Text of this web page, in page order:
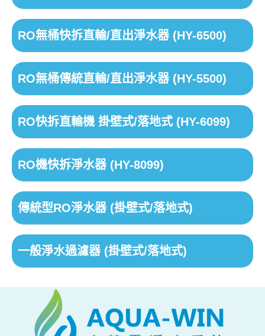
RO無桶快拆直輸/直出淨水器 (HY-6500)
RO無桶傳統直輸/直出淨水器 (HY-5500)
RO快拆直輸機 掛壁式/落地式 (HY-6099)
RO機快拆淨水器 (HY-8099)
傳統型RO淨水器 (掛壁式/落地式)
一般淨水過濾器 (掛壁式/落地式)